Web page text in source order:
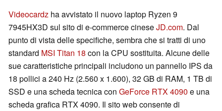
Videocardz ha avvistato il nuovo laptop Ryzen 9
7945HX3D sul sito di e-commerce cineseJD.com. Dal
punto di vista delle specifiche, sembra che si tratti di uno
standard MSI Titan 18 con la CPU sostituita. Alcune delle
sue caratteristiche principali includono un pannello IPS da
18 pollici a 240 Hz (2.560 x 1.600), 32 GB di RAM, 1 TB di
SSD e una scheda tecnica con GeForce RTX 4090 e una
scheda grafica RTX 4090. Il sito web consente di